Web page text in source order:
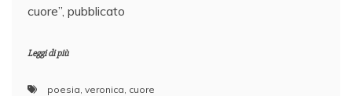
cuore”, pubblicato
Leggi di più
poesia veronica cuore